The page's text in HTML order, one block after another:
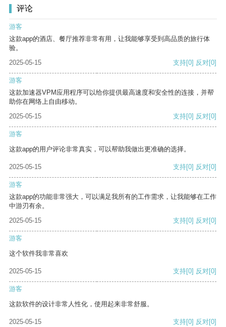
评论
游客
这款app的酒店、餐厅推荐非常有用，让我能够享受到高品质的旅行体
验。
2025-05-15
支持[0] 反对[0]
游客
这款加速器VPM应用程序可以给你提供最高速度和安全性的连接，并帮
助你在网络上自由移动。
2025-05-15
支持[0] 反对[0]
游客
这款app的用户评论非常真实，可以帮助我做出更准确的选择。
2025-05-15 支持[0] 反对[0]
游客
这款app的功能非常强大，可以满足我所有的工作需求，让我能够在工作
中游刃有余。
2025-05-15
支持[0] 反对[0]
游客
这个软件我非常喜欢
2025-05-15 支持[0] 反对[0]
游客
这款软件的设计非常人性化，使用起来非常舒服。
2025-05-15 支持[0] 反对[0]